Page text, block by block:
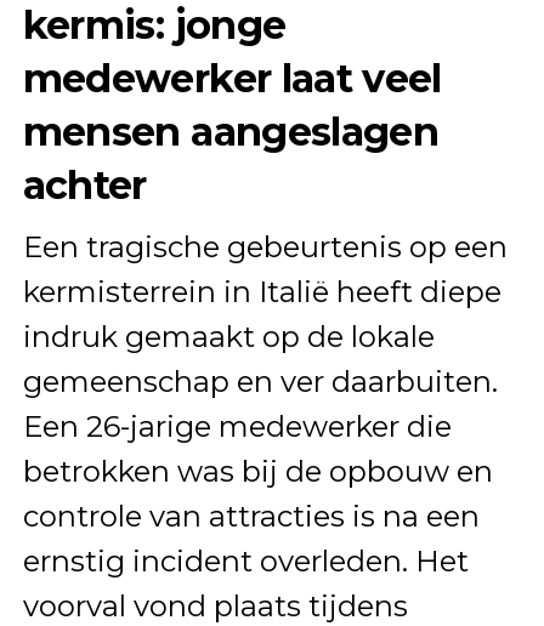
kermis: jonge
medewerker laat veel
mensen aangeslagen
achter
Een tragische gebeurtenis op een
kermisterrein in Italië heeft diepe
indruk gemaakt op de lokale
gemeenschap en ver daarbuiten.
Een 26-jarige medewerker die
betrokken was bij de opbouw en
controle van attracties is na een
ernstig incident overleden. Het
voorval vond plaats tijdens